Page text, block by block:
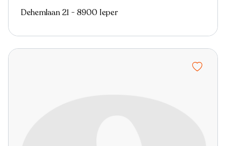
Dehemlaan 21 - 8900 Ieper